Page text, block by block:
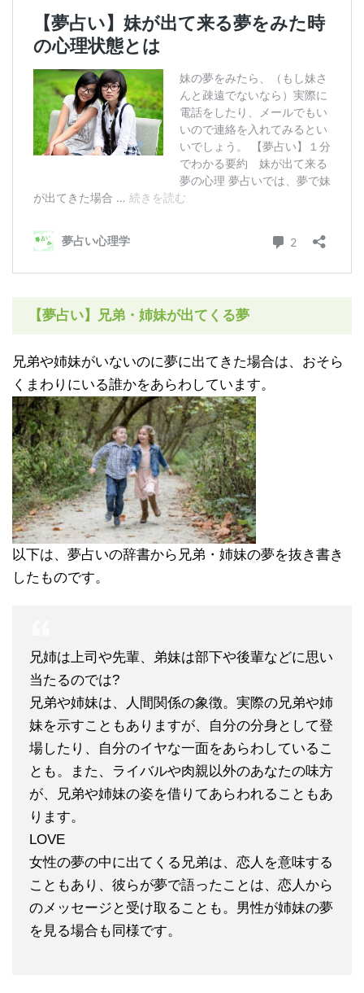
【夢占い】兄弟・姉妹が出てくる夢
兄弟や姉妹がいないのに夢に出てきた場合は、おそら
くまわりにいる誰かをあらわしています。
以下は、夢占いの辞書から兄弟・姉妹の夢を抜き書き
したものです。
兄姉は上司や先輩、弟妹は部下や後輩などに思い
当たるのでは?
兄弟や姉妹は、人間関係の象徴。実際の兄弟や姉
妹を示すこともありますが、自分の分身として登
場したり、自分のイヤな一面をあらわしているこ
とも。また、ライバルや肉親以外のあなたの味方
が、兄弟や姉妹の姿を借りてあらわれることもあ
ります。
LOVE
女性の夢の中に出てくる兄弟は、恋人を意味する
こともあり、彼らが夢で語ったことは、恋人から
のメッセージと受け取ることも。男性が姉妹の夢
を見る場合も同様です。